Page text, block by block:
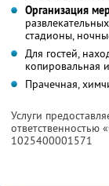
Организация
стадионы,
Для гостей,
копировальная
Прачечная,
Услуги
ответственностью
1025400001571